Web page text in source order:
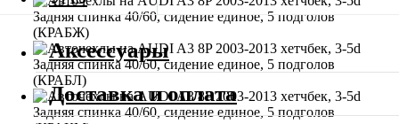
Аксессуары
Доставка и оплата